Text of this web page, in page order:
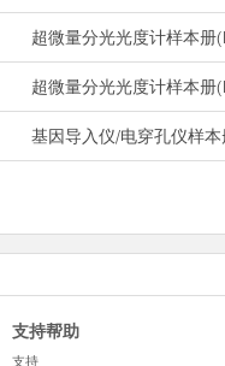
超微量分光光度计样本册
超微量分光光度计样本册
基因导入仪/电穿孔仪样
支持帮助
支持